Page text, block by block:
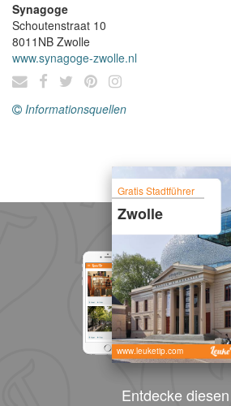
Synagoge
Schoutenstraat 10
8011NB Zwolle
www.synagoge-zwolle.nl
Informationsquellen
Gratis Stadtführer
Zwolle
www.leuketip.com
Entdecke